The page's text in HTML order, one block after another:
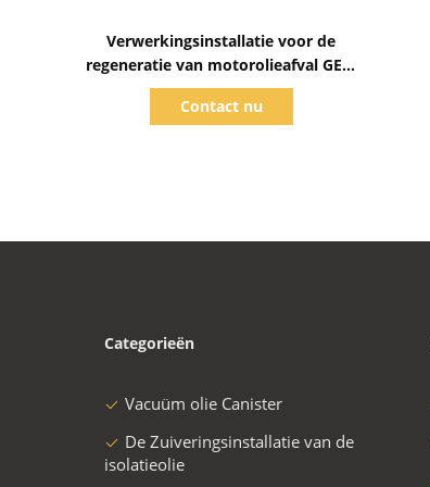
Verwerkingsinstallatie voor de
regeneratie van motorolieafval GER-
serie Precisiefiltratie
Contact nu
Categorieën
Vacuüm olie Canister
De Zuiveringsinstallatie van de
isolatieolie